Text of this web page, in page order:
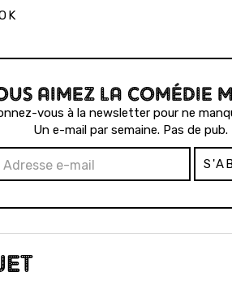
AIMEZ LA COMÉDIE
vous à la newsletter pour ne
Un e-mail par semaine. Pas de pub.